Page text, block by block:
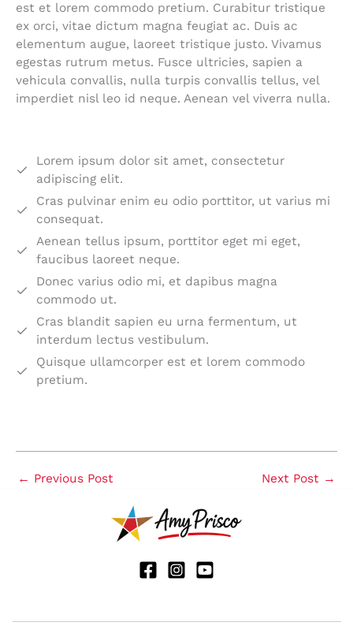
est et lorem commodo pretium. Curabitur tristique
ex orci, vitae dictum magna feugiat ac. Duis ac
elementum augue, laoreet tristique justo. Vivamus
egestas rutrum metus. Fusce ultricies, sapien a
vehicula convallis, nulla turpis convallis tellus, vel
imperdiet nisl leo id neque. Aenean vel viverra nulla.
Lorem ipsum dolor sit amet, consectetur
adipiscing elit.
Cras pulvinar enim eu odio porttitor, ut varius mi
consequat.
Aenean tellus ipsum, porttitor eget mi eget,
faucibus laoreet neque.
Donec varius odio mi, et dapibus magna
commodo ut.
Cras blandit sapien eu urna fermentum, ut
interdum lectus vestibulum.
Quisque ullamcorper est et lorem commodo
pretium.
← Previous Post Next Post →